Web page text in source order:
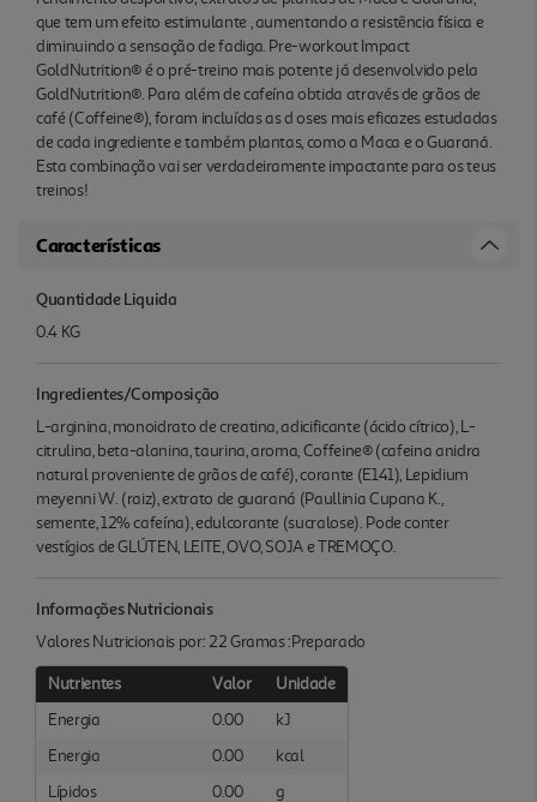
que tem um efeito estimulante , aumentando a resistência física e
diminuindo a sensação de fadiga. Pre-workout Impact
GoldNutrition® é o pré-treino mais potente já desenvolvido pela
GoldNutrition®. Para além de cafeína obtida através de grãos de
café (Coffeine®), foram incluídas as d oses mais eficazes estudadas
de cada ingrediente e também plantas, como a Maca e o Guaraná.
Esta combinação vai ser verdadeiramente impactante para os teus
treinos!
Características
Quantidade Liquida
0.4 KG
Ingredientes/Composição
L-arginina, monoidrato de creatina, adicificante (ácido cítrico), L-
citrulina, beta-alanina, taurina, aroma, Coffeine® (cafeina anidra
natural proveniente de grãos de café), corante (E141), Lepidium
meyenni W. (raiz), extrato de guaraná (Paullinia Cupana K.,
semente, 12% cafeína), edulcorante (sucralose). Pode conter
vestígios de GLÚTEN, LEITE, OVO, SOJA e TREMOÇO.
Informações Nutricionais
Valores Nutricionais por: 22 Gramas :Preparado
Nutrientes Valor
Unidade
Energia
0.00
kJ
Energia
0.00
kcal
Lípidos
0.00
g